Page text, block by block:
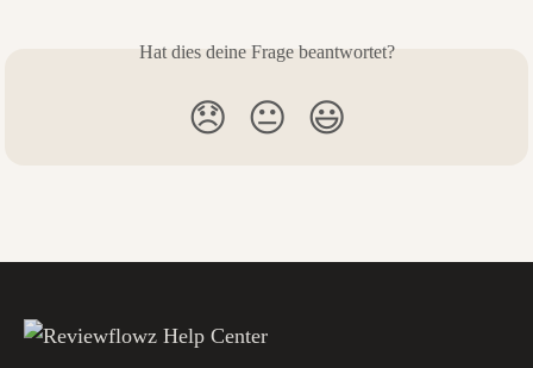
Hat dies deine Frage beantwortet?
😞 😐 😃